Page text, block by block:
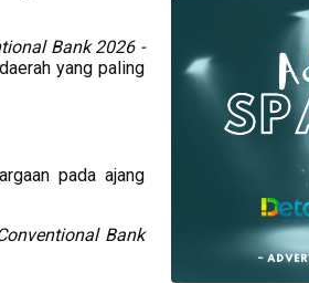
Bank 2026 -
yang paling
pada ajang
Bank